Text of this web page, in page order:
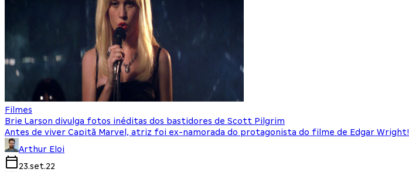
Filmes
Brie Larson divulga fotos inéditas dos bastidores de Scott Pilgrim
Antes de viver Capitã Marvel, atriz foi ex-namorada do protagonista do filme de Edgar Wright!
Arthur Eloi
23.set.22